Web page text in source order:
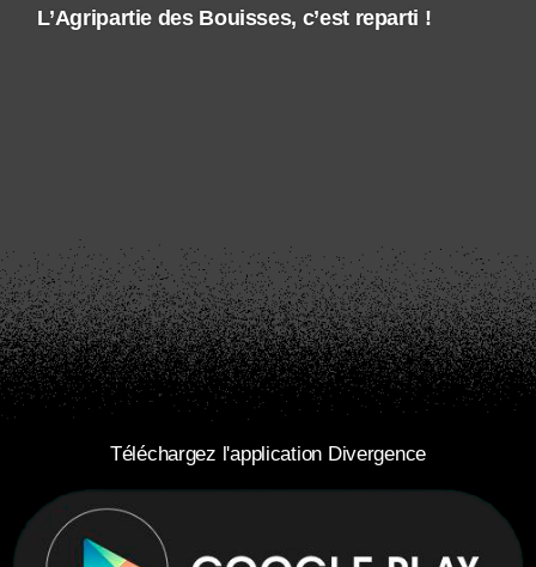
L’Agripartie des Bouisses, c’est reparti !
Téléchargez l'application Divergence